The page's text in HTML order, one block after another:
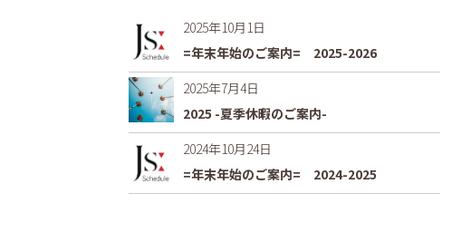
2025年10月1日
=年末年始のご案内= 2025-2026
2025年7月4日
2025 -夏季休暇のご案内-
2024年10月24日
=年末年始のご案内= 2024-2025